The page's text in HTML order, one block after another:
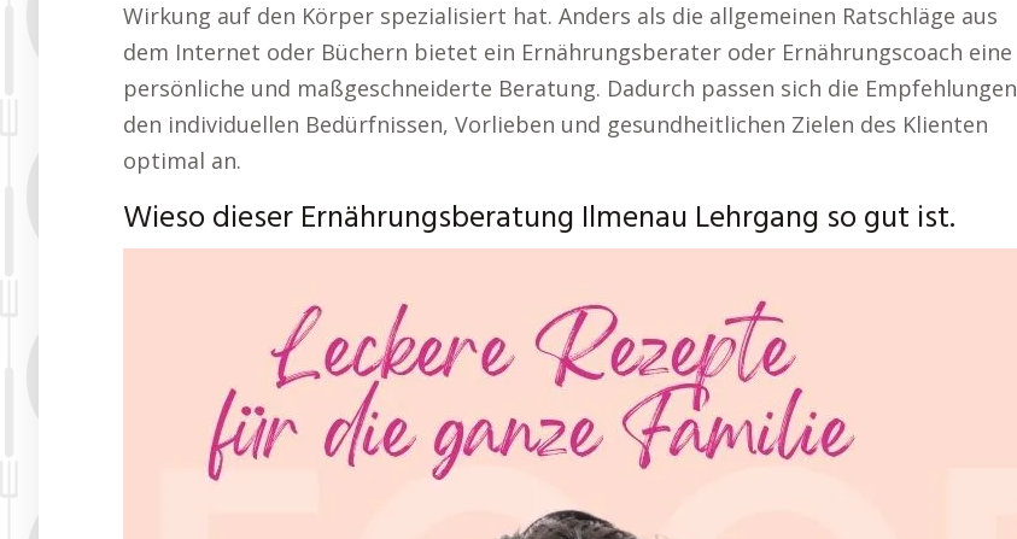
Wirkung auf den Körper spezialisiert hat. Anders als die allgemeinen Ratschläge aus
dem Internet oder Büchern bietet ein Ernährungsberater oder Ernährungscoach eine
persönliche und maßgeschneiderte Beratung. Dadurch passen sich die Empfehlungen
den individuellen Bedürfnissen, Vorlieben und gesundheitlichen Zielen des Klienten
optimal an.
Wieso dieser Ernährungsberatung Ilmenau Lehrgang so gut ist.